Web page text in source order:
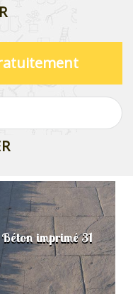
Béton imprimé 31